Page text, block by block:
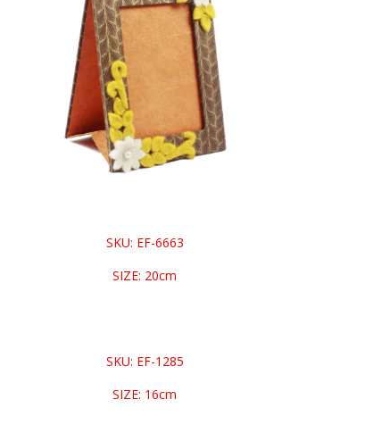
SKU: EF-6663
SIZE: 20cm
SKU: EF-1285
SIZE: 16cm